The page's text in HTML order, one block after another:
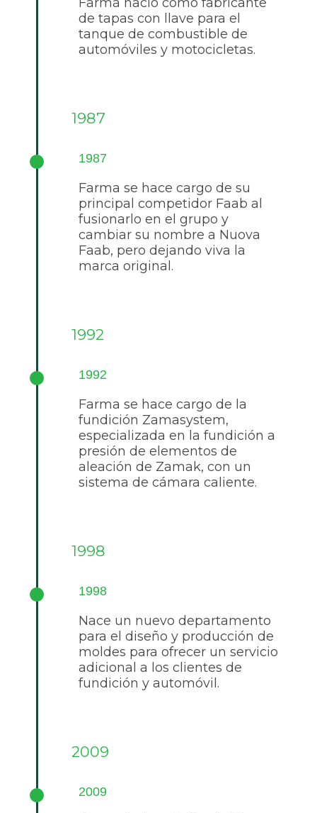
de tapas con llave para el
tanque de combustible de
automóviles y motocicletas.
1987
1987
Farma se hace cargo de su
principal competidor Faab al
fusionarlo en el grupo y
cambiar su nombre a Nuova
Faab, pero dejando viva la
marca original.
1992
1992
Farma se hace cargo de la
fundición Zamasystem,
especializada en la fundición a
presión de elementos de
aleación de Zamak, con un
sistema de cámara caliente.
1998
1998
Nace un nuevo departamento
para el diseño y producción de
moldes para ofrecer un servicio
adicional a los clientes de
fundición y automóvil.
2009
2009